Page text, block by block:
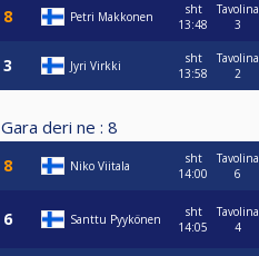
Petri Makkonen
sht
13:48
Tavolina
3
Jyri Virkki
sht
13:58
Tavolina
2
Gara deri ne : 8
Niko Viitala
sht
14:00
Tavolina
6
Santtu Pyykönen
sht
14:05
Tavolina
4